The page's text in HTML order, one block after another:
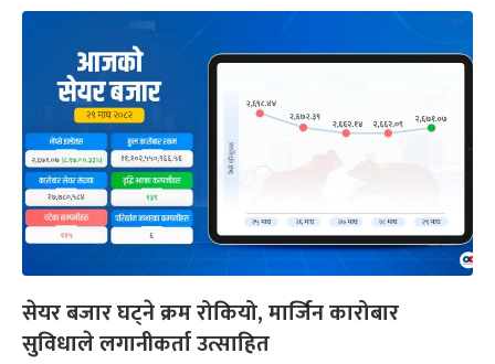
सेयर बजार घट्ने क्रम रोकियो, मार्जिन कारोबार
सुविधाले लगानीकर्ता उत्साहित